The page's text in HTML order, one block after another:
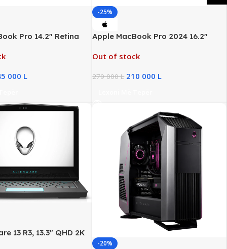
Pro 14.2″ Retina
000 L
-25%
Apple MacBook Pro 2024 16.2″
512GB SSD, New
Out of stock
279 000L 210 000 L
13 R3, 13.3″ QHD 2K
-20%